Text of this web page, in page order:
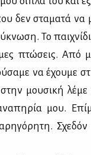
δεν στα­μα­τά να
Το
πτώ­σεις. Από
να έχου­με
μου­σι­κή λέ­με
μου.
Σχε­δόν